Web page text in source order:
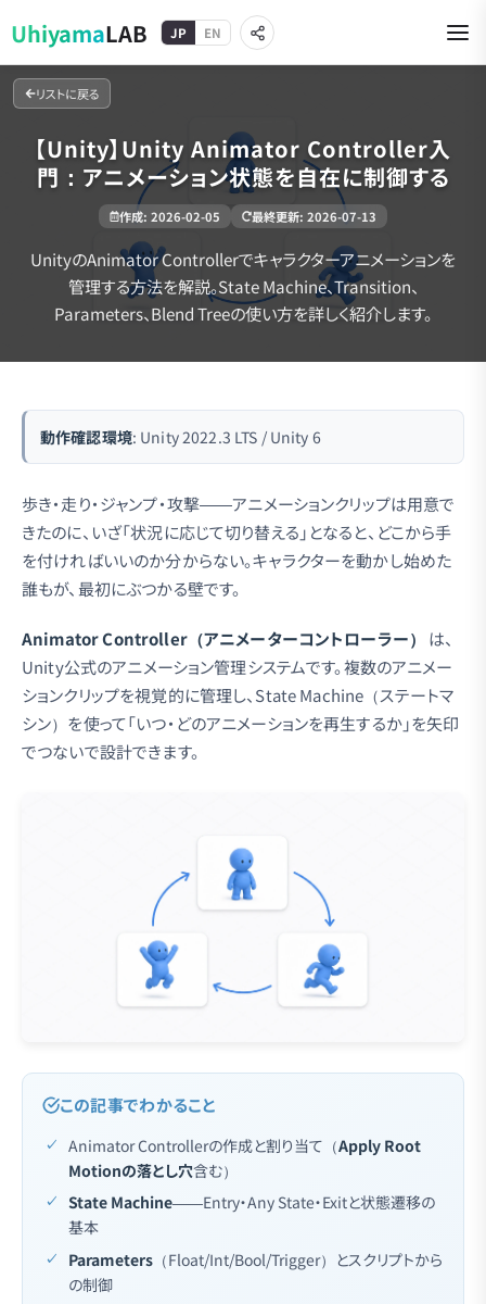
UhiyamaLAB JP EN
リストに戻る
【Unity】Unity Animator Controller入
門：アニメーション状態を自在に制御する
作成:2026-02-05 最終更新:2026-07-13
UnityのAnimator Controllerでキャラクターアニメーションを
管理する方法を解説。State Machine、Transition、
Parameters、Blend Treeの使い方を詳しく紹介します。
動作確認環境: Unity 2022.3 LTS / Unity 6
歩き・走り・ジャンプ・攻撃——アニメーションクリップは用意で
きたのに、いざ「状況に応じて切り替える」となると、どこから手
を付ければいいのか分からない。キャラクターを動かし始めた
誰もが、最初にぶつかる壁です。
Animator Controller（アニメーターコントローラー）
は、
Unity公式のアニメーション管理システムです。複数のアニメー
ションクリップを視覚的に管理し、State Machine（ステートマ
シン）を使って「いつ・どのアニメーションを再生するか」を矢印
でつないで設計できます。
この記事でわかること
Animator Controllerの作成と割り当て（Apply Root
Motionの落とし穴含む）
State Machine——Entry・Any State・Exitと状態遷移の
基本
Parameters （Float/Int/Bool/Trigger）とスクリプトから
の制御